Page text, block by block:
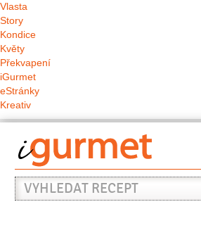
Vlasta
Story
Kondice
Květy
Překvapení
iGurmet
eStránky
Kreativ
Vyhledat
recept